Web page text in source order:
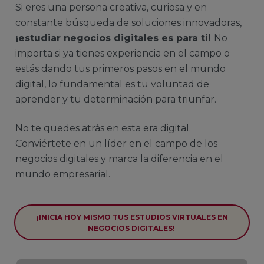
Si eres una persona creativa, curiosa y en
constante búsqueda de soluciones innovadoras,
¡estudiar negocios digitales es para ti! No
importa si ya tienes experiencia en el campo o
estás dando tus primeros pasos en el mundo
digital, lo fundamental es tu voluntad de
aprender y tu determinación para triunfar.
No te quedes atrás en esta era digital.
Conviértete en un líder en el campo de los
negocios digitales y marca la diferencia en el
mundo empresarial.
¡INICIA HOY MISMO TUS ESTUDIOS VIRTUALES EN
NEGOCIOS DIGITALES!